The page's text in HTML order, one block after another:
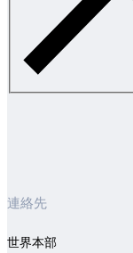
連絡先
世界本部